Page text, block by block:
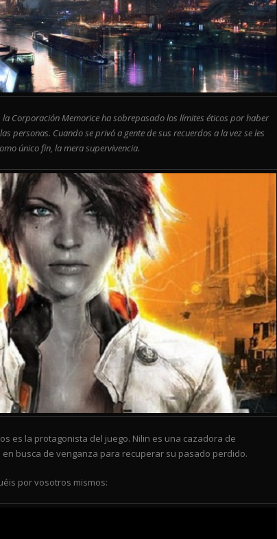
la Corporación Memorice ha sobrepasado los límites éticos por haber
personas. Cuando se privó a gente de sus recuerdos a la vez se les
único fin, la mera supervivencia.
es la protagonista del juego. Nilin es una cazadora de
busca de venganza para recuperar su pasado perdido.
por vosotros mismos: